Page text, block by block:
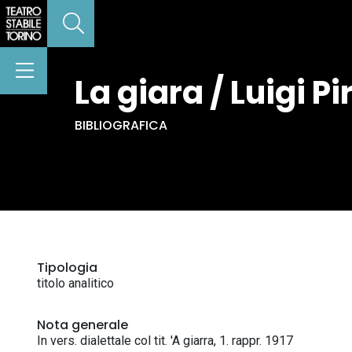
La giara / Luigi
BIBLIOGRAFICA
Tipologia
titolo analitico
Nota generale
In vers. dialettale col tit. 'A giarra, 1. rappr. 1917